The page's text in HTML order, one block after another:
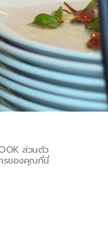
ส่วนตัว
ารของคุณที่นี่